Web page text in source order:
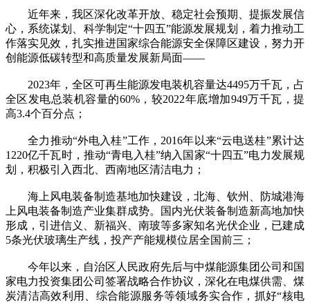
近年来，我区深化改革开放、稳定社会预期、提振发展信
心，系统谋划、科学制定“十四五”能源发展规划，着力推动工
作落实见效，扎实推进国家综合能源安全保障区建设，努力开
创能源低碳转型和高质量发展新局面——
2023年，全区可再生能源发电装机容量达4495万千瓦，占
全区发电总装机容量的60%，较2022年底增加949万千瓦，提
高3.4个百分点；
全力推动“外电入桂”工作，2016年以来“云电送桂”累计达
1220亿千瓦时，推动“青电入桂”纳入国家“十四五”电力发展规
划，积极引入西北、西南地区清洁电力；
海上风电装备制造基地加快建设，北海、钦州、防城港海
上风电装备制造产业集群成势。国内光伏装备制造新高地加快
形成，引进信义、新福兴、南玻等多家知名光伏企业，已建成
5条光伏玻璃生产线，投产产能规模位居全国前三；
今年以来，自治区人民政府先后与中煤能源集团公司和国
家电力投资集团公司签署战略合作协议，深化在电煤供需、煤
炭清洁高效利用、综合能源服务等领域务实合作，抓好“核电